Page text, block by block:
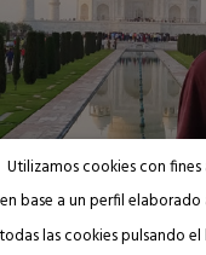
Utilizamos cookies con
en base a un perfil
todas las cookies pulsando